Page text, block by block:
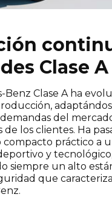
Clase A
Benz Clase A ha
del
de los clientes. Ha
práctico a
y
siempre un alto
que